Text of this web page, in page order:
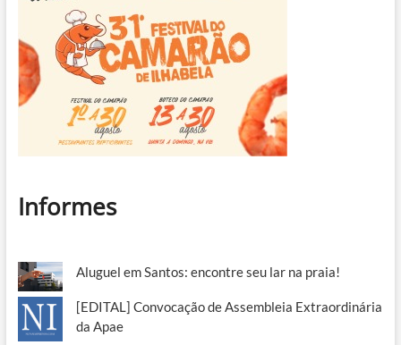
Informes
Aluguel em Santos: encontre seu lar na praia!
[EDITAL] Convocação de Assembleia Extraordinária
da Apae